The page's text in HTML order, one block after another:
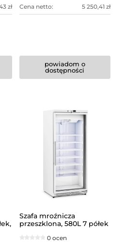
zł Cena netto: 5 250,41 zł
powiadom o
dostępności
Szafa mroźnicza
przeszklona, 580L 7 półek
0 ocen